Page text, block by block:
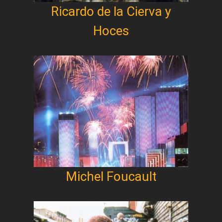
Ricardo de la Cierva y
Hoces
Michel Foucault